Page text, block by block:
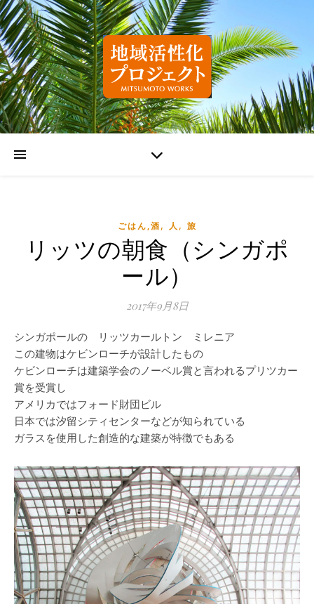
ごはん,酒, 人 , 旅
リッツの朝食（シンガポ
ール）
2017年9月8日
シンガポールの リッツカールトン ミレニア
この建物はケビンローチが設計したもの
ケビンローチは建築学会のノーベル賞と言われるプリツカー
賞を受賞し
アメリカではフォード財団ビル
日本では汐留シティセンターなどが知られている
ガラスを使用した創造的な建築が特徴でもある